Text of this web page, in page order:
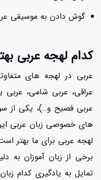
گوش دادن به موسیقی
کدام لهجه عربی
عربی در لهجه های
عراقی، عربی شامی، عربی
عربی فصیح و…)، یکی از
های خصوصی زبان عربی
لهجه عربی برای ما بهتر
برخی از زبان آموزان به
تمایل به یادگیری کدام